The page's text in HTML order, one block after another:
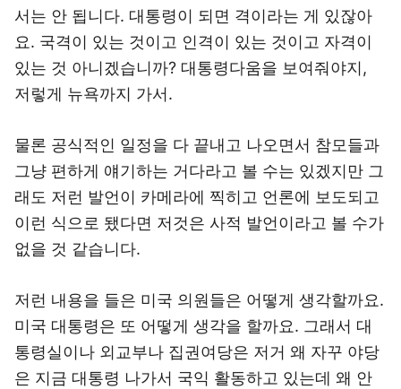
서는 안 됩니다. 대통령이 되면 격이라는 게 있잖아
요. 국격이 있는 것이고 인격이 있는 것이고 자격이
있는 것 아니겠습니까? 대통령다움을 보여줘야지,
저렇게 뉴욕까지 가서.
물론 공식적인 일정을 다 끝내고 나오면서 참모들과
그냥 편하게 얘기하는 거다라고 볼 수는 있겠지만 그
래도 저런 발언이 카메라에 찍히고 언론에 보도되고
이런 식으로 됐다면 저것은 사적 발언이라고 볼 수가
없을 것 같습니다.
저런 내용을 들은 미국 의원들은 어떻게 생각할까요.
미국 대통령은 또 어떻게 생각을 할까요. 그래서 대
통령실이나 외교부나 집권여당은 저거 왜 자꾸 야당
은 지금 대통령 나가서 국익 활동하고 있는데 왜 안